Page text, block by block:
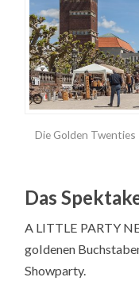
Die Golden
Das
A LITTLE PARTY
goldenen
Showparty.